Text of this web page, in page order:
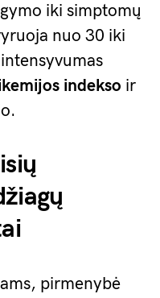
iki simptomų
nuo 30 iki
indekso ir
pirmenybė